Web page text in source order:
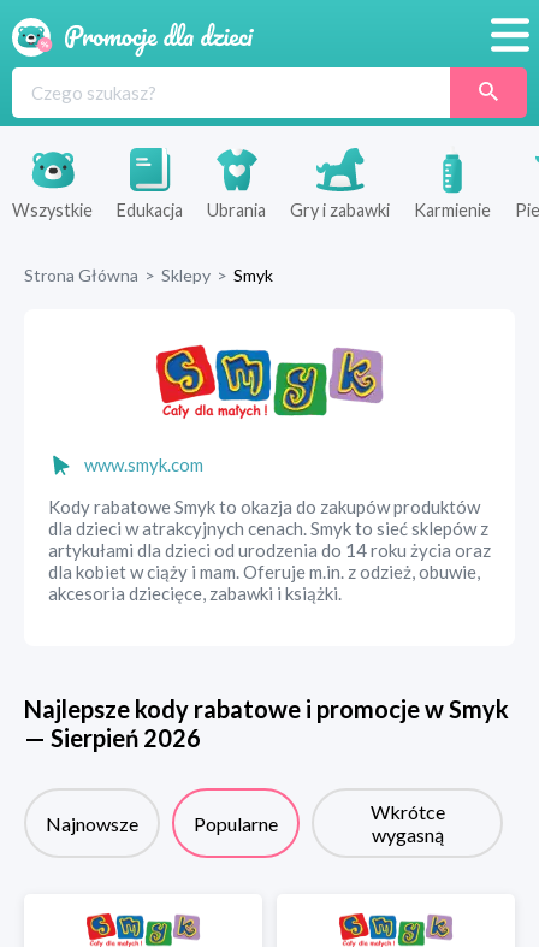
Produkty
Sklepy
Wszystkie Edukacja Ubrania Gry i zabawki Karmienie
Strona Główna > Sklepy > Smyk
www.smyk.com
Kody rabatowe Smyk to okazja do zakupów produktów
dla dzieci w atrakcyjnych cenach. Smyk to sieć sklepów z
artykułami dla dzieci od urodzenia do 14 roku życia oraz
dla kobiet w ciąży i mam. Oferuje m.in. z odzież, obuwie,
akcesoria dziecięce, zabawki i książki.
Najlepsze kody rabatowe i promocje wSmyk
— Sierpień 2026
Najnowsze Popularne
Wkrótce
wygasną